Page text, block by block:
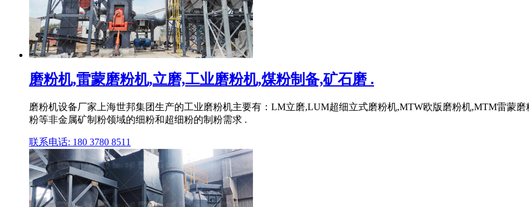
磨粉机,雷蒙磨粉机,立磨,工业磨粉机,煤粉制备,矿石磨 .
磨粉机设备厂家上海世邦集团生产的工业磨粉机主要有：LM立磨,LUM超细立式磨粉机,MTW欧版磨粉机,MTM雷蒙
粉等非金属矿制粉领域的细粉和超细粉的制粉需求 .
联系电话: 180 3780 8511